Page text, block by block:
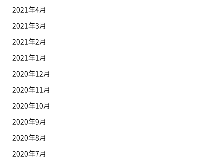
2021年4月
2021年3月
2021年2月
2021年1月
2020年12月
2020年11月
2020年10月
2020年9月
2020年8月
2020年7月